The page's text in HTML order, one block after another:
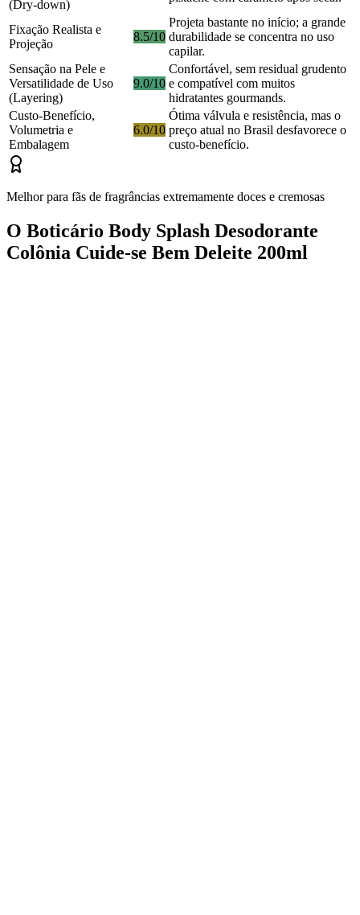
(Dry-down)
Fixação Realista e
Projeção
8.5/10
Projeta bastante no início; a grande
durabilidade se concentra no uso
capilar.
Sensação na Pele e
Versatilidade de Uso
(Layering)
9.0/10
Confortável, sem residual grudento
e compatível com muitos
hidratantes gourmands.
Custo-Benefício,
Volumetria e
Embalagem
6.0/10
Ótima válvula e resistência, mas o
preço atual no Brasil desfavorece o
custo-benefício.
Melhor para fãs de fragrâncias extremamente doces e cremosas
O Boticário Body Splash Desodorante
Colônia Cuide-se Bem Deleite 200ml